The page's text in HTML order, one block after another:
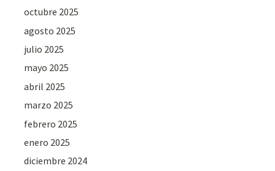
octubre 2025
agosto 2025
julio 2025
mayo 2025
abril 2025
marzo 2025
febrero 2025
enero 2025
diciembre 2024